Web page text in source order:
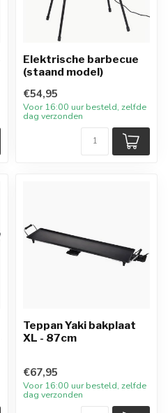
Elektrische barbecue
(staand model)
€54,95
Voor 16:00 uur besteld, zelfde
dag verzonden
Teppan Yaki bakplaat
XL - 87cm
€67,95
Voor 16:00 uur besteld, zelfde
dag verzonden